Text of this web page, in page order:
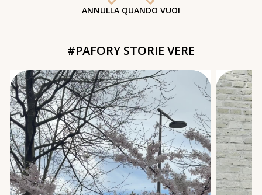
ANNULLA QUANDO VUOI
#PAFORY STORIE VERE